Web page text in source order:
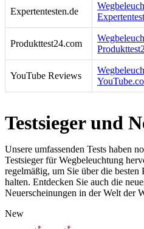
Expertentesten.de
Produkttest24.com
YouTube Reviews
Testsieger und
Unsere umfassenden Tests haben
Testsieger für Wegbeleuchtung
regelmäßig, um Sie über die
halten. Entdecken Sie auch die
Neuerscheinungen in der Welt der
New